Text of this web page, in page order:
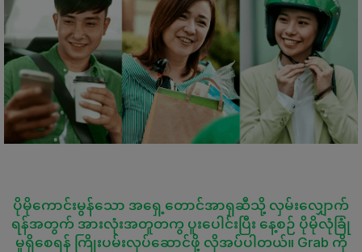
ပိုမိုကောင်းမွန်သော အရှေ့တောင်အာရှဆီသို့ လှမ်းလျှောက်
ရန်အတွက် အားလုံးအတူတကွ ပူးပေါင်းပြီး ‌နေ့စဉ် ပိုမိုလုံခြုံ
မှုရှိစေရန် ကြိုးပမ်းလုပ်ဆောင်ဖို့ လိုအပ်ပါတယ်။ Grab ကို